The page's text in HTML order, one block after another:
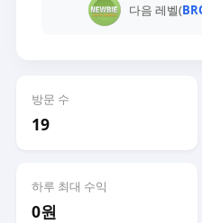
다음 레벨(
방문 수
19
하루 최대 수익
0원